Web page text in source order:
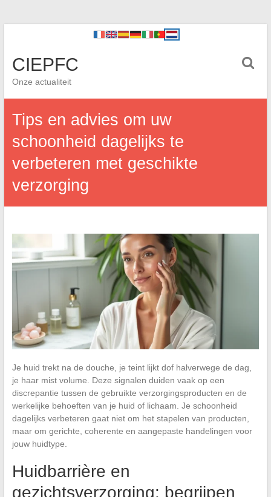
CIEPFC
Onze actualiteit
Tips en advies om uw
schoonheid dagelijks te
verbeteren met geschikte
verzorging
Je huid trekt na de douche, je teint lijkt dof halverwege de dag,
je haar mist volume. Deze signalen duiden vaak op een
discrepantie tussen de gebruikte verzorgingsproducten en de
werkelijke behoeften van je huid of lichaam. Je schoonheid
dagelijks verbeteren gaat niet om het stapelen van producten,
maar om gerichte, coherente en aangepaste handelingen voor
jouw huidtype.
Huidbarrière en
gezichtsverzorging: begrijpen